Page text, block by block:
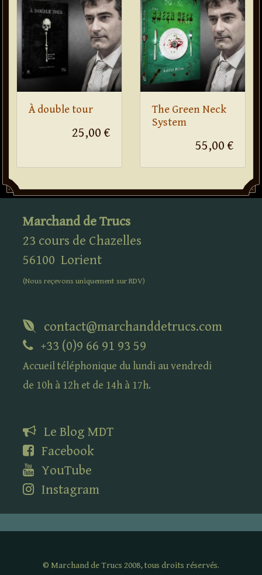
À double tour
25,00 €
The Green Neck
System
55,00 €
Marchand de Trucs
23 cours de Chazelles
56100 Lorient
(Nous reçevons uniquement surRDV)
contact@marchanddetrucs.com
+33 (0)9 66 91 93 59
Accueil téléphonique du lundi au vendredi
de 10h à 12h et de 14h à 17h.
Le Blog MDT
Facebook
YouTube
Instagram
© Marchand de Trucs 2008, tous droits réservés.